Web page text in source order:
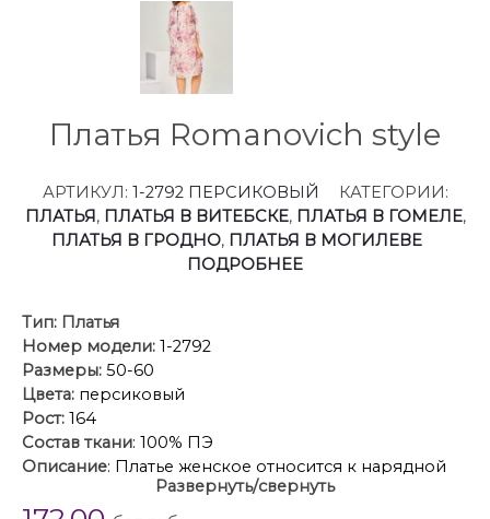
Платья Romanovich style
АРТИКУЛ: 1-2792 ПЕРСИКОВЫЙ
КАТЕГОРИИ:
ПЛАТЬЯ, ПЛАТЬЯ В ВИТЕБСКЕ, ПЛАТЬЯ В ГОМЕЛЕ,
ПЛАТЬЯ В ГРОДНО, ПЛАТЬЯ В МОГИЛЕВЕ
ПОДРОБНЕЕ
Тип: Платья
Номер модели: 1-2792
Размеры: 50-60
Цвета: персиковый
Рост: 164
Состав ткани: 100% ПЭ
Описание: Платье женское относится к нарядной
торжественной одежде. Платье женское прямого
силуэта, длиной за колено. Перед с 2-мя
Развернуть/свернуть